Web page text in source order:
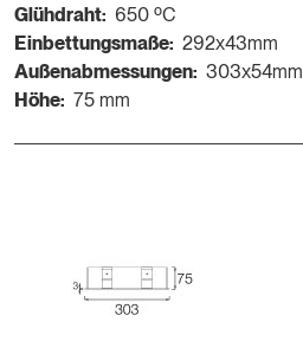
Glühdraht: 650 ºC
Einbettungsmaße: 292x43mm
Außenabmessungen: 303x54mm
Höhe: 75 mm